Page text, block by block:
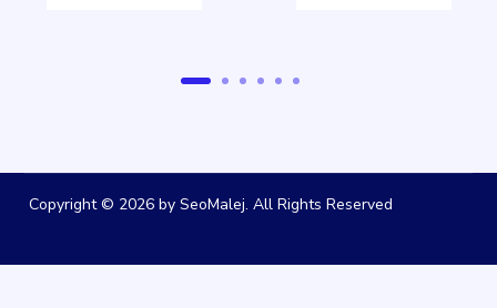
Copyright © 2026 by SeoMalej. All Rights Reserved